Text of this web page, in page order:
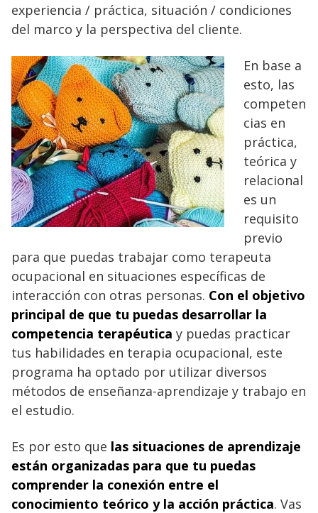
experiencia / práctica, situación / condiciones
del marco y la perspectiva del cliente.
En base a
esto, las
competen
cias en
práctica,
teórica y
relacional
es un
requisito
previo
para que puedas trabajar como terapeuta
ocupacional en situaciones específicas de
interacción con otras personas. Con el objetivo
principal de que tu puedas desarrollar la
competencia terapéutica y puedas practicar
tus habilidades en terapia ocupacional, este
programa ha optado por utilizar diversos
métodos de enseñanza-aprendizaje y trabajo en
el estudio.
Es por esto que las situaciones de aprendizaje
están organizadas para que tu puedas
comprender la conexión entre el
conocimiento teórico y la acción práctica. Vas